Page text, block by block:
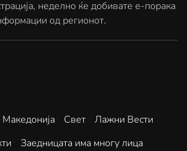
неделно ќе добивате е-порака
од регионот.
Македонија Свет
Лажни Вести
Заедницата има многу лица